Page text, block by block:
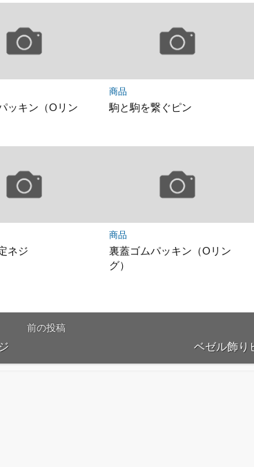
ッキン（Oリン
商品
駒と駒を繋ぐピン
ネジ
商品
裏蓋ゴムパッキン（Oリン
グ）
前の投稿
ベゼル飾り